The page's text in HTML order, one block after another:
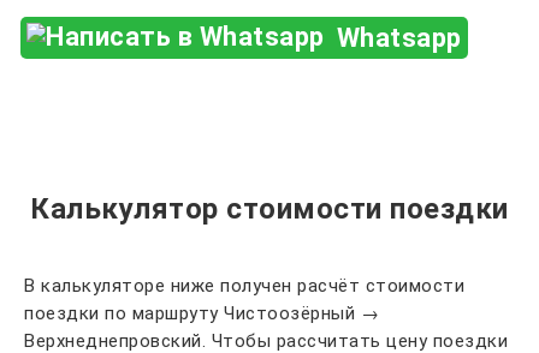
Whatsapp
Калькулятор стоимости поездки
В калькуляторе ниже получен расчёт стоимости
поездки по маршруту Чистоозёрный →
Верхнеднепровский. Чтобы рассчитать цену поездки